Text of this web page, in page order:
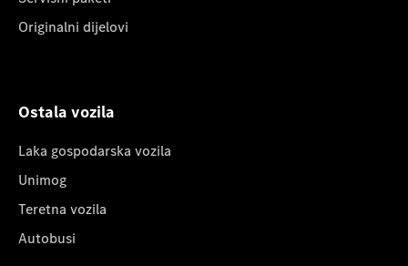
Originalni dijelovi
Ostala vozila
Laka gospodarska vozila
Unimog
Teretna vozila
Autobusi